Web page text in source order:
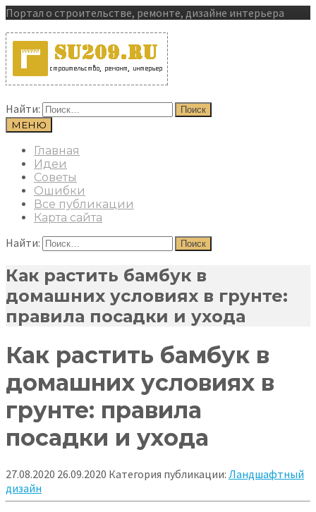
Портал о строительстве, ремонте, дизайне интерьера
Найти:
МЕНЮ
Главная
Идеи
Советы
Ошибки
Все публикации
Карта сайта
Найти:
Как растить бамбук в
домашних условиях в грунте:
правила посадки и ухода
Как растить бамбук в
домашних условиях в
грунте: правила
посадки и ухода
27.08.2020 26.09.2020 Категория публикации: Ландшафтный
дизайн